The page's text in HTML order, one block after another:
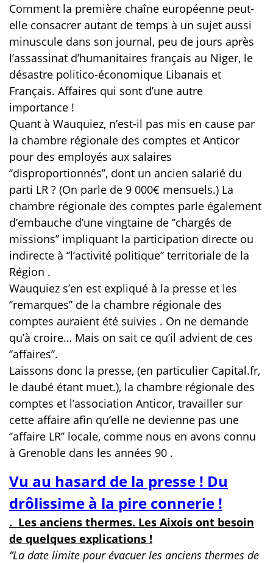
Comment la première chaîne européenne peut-
elle consacrer autant de temps à un sujet aussi
minuscule dans son journal, peu de jours après
l’assassinat d’humanitaires français au Niger, le
désastre politico-économique Libanais et
Français. Affaires qui sont d’une autre
importance !
Quant à Wauquiez, n’est-il pas mis en cause par
la chambre régionale des comptes et Anticor
pour des employés aux salaires
‘’disproportionnés’’, dont un ancien salarié du
parti LR ? (On parle de 9 000€ mensuels.) La
chambre régionale des comptes parle également
d’embauche d’une vingtaine de ‘’chargés de
missions’’ impliquant la participation directe ou
indirecte à ‘’l’activité politique’’ territoriale de la
Région .
Wauquiez s’en est expliqué à la presse et les
‘’remarques’’ de la chambre régionale des
comptes auraient été suivies . On ne demande
qu’à croire… Mais on sait ce qu’il advient de ces
‘’affaires’’.
Laissons donc la presse, (en particulier Capital.fr,
le daubé étant muet.), la chambre régionale des
comptes et l’association Anticor, travailler sur
cette affaire afin qu’elle ne devienne pas une
‘’affaire LR’’ locale, comme nous en avons connu
à Grenoble dans les années 90 .
Vu au hasard de la presse ! Du
drôlissime à la pire connerie !
. Les anciens thermes. Les Aixois ont besoin
de quelques explications !
‘’La date limite pour évacuer les anciens thermes de